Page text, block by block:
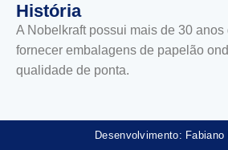
História
A Nobelkraft possui mais de 30
fornecer embalagens de papelão
qualidade de ponta.
Desenvolvimento: Fabiano